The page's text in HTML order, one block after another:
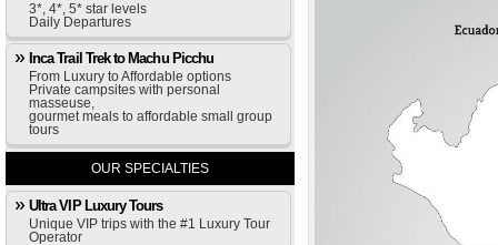
3*, 4*, 5* star levels
Daily Departures
Inca Trail Trek to Machu Picchu
From Luxury to Affordable options
Private campsites with personal
masseuse,
gourmet meals to affordable small group
tours
OUR SPECIALTIES
Ultra VIP Luxury Tours
Unique VIP trips with the #1 Luxury Tour
Operator